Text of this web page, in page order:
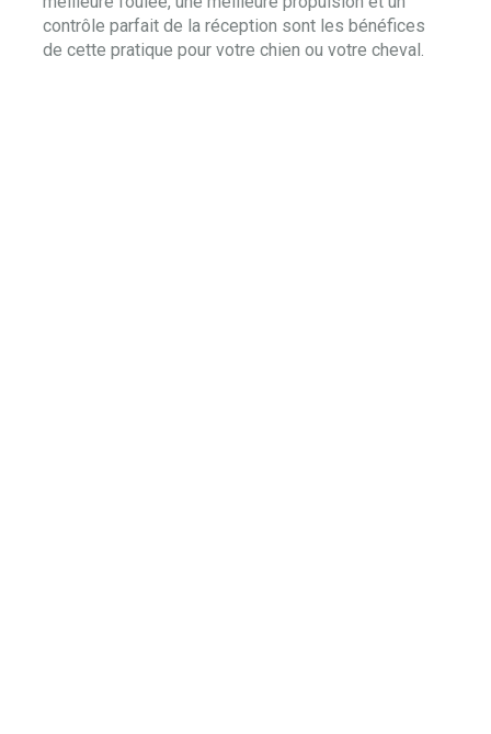
contrôle parfait de la réception sont les bénéfices
de cette pratique pour votre chien ou votre cheval.